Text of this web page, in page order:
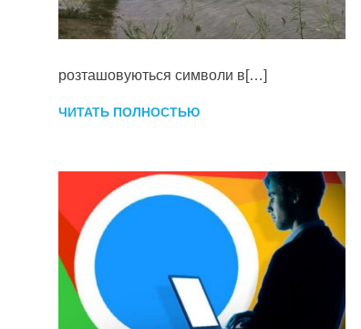
розташовуються символи в[…]
ЧИТАТЬ ПОЛНОСТЬЮ